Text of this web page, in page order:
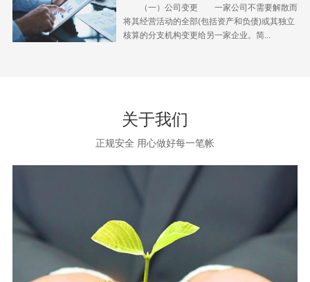
（一）公司变更 一家公司不需要解散而
将其经营活动的全部(包括资产和负债)或其独立
核算的分支机构变更给另一家企业。简...
关于我们
正规安全 用心做好每一笔帐